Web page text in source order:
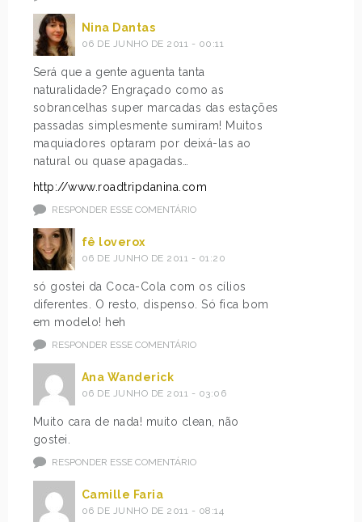
Nina Dantas
06 DE JUNHO DE 2011 - 00:11
Será que a gente aguenta tanta
naturalidade? Engraçado como as
sobrancelhas super marcadas das estações
passadas simplesmente sumiram! Muitos
maquiadores optaram por deixá-las ao
natural ou quase apagadas…
http://www.roadtripdanina.com
RESPONDER ESSE COMENTÁRIO
fê loverox
06 DE JUNHO DE 2011 - 01:20
só gostei da Coca-Cola com os cílios
diferentes. O resto, dispenso. Só fica bom
em modelo! heh
RESPONDER ESSE COMENTÁRIO
Ana Wanderick
06 DE JUNHO DE 2011 - 03:06
Muito cara de nada! muito clean, não
gostei.
RESPONDER ESSE COMENTÁRIO
Camille Faria
06 DE JUNHO DE 2011 - 08:14